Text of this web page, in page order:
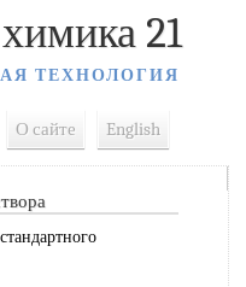
21
ТЕХНОЛОГИЯ
О сайте English